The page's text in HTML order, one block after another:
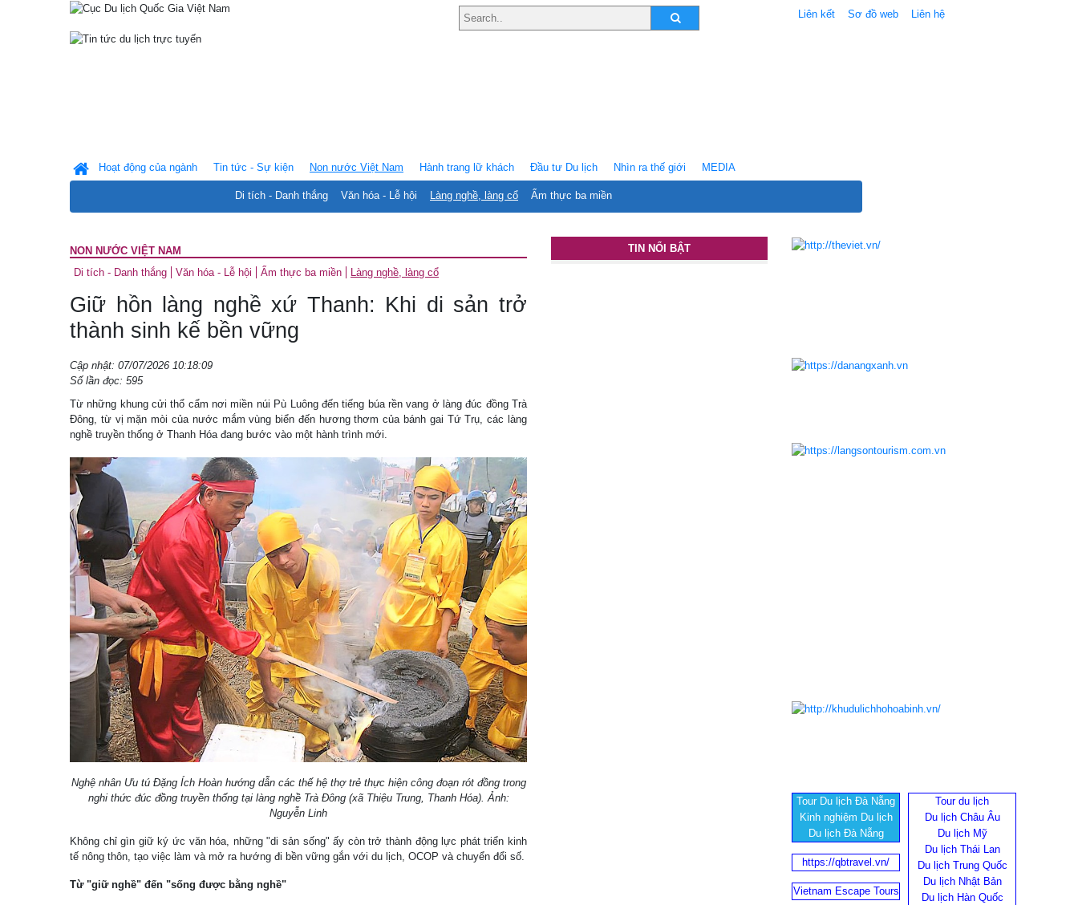
Liên kết Sơ đồ web Liên hệ
Hoạt động của ngành Tin tức - Sự kiện Non nước Việt Nam
Di tích - Danh thắng Văn hóa - Lễ hội Làng nghề, làng cổ Ẩm thực ba miền
Hành trang lữ khách Ðầu tư Du lịch Nhìn ra thế giới MEDIA
NON NƯỚC VIỆT NAM
Di tích - Danh thắng
Văn hóa - Lễ hội Ẩm thực ba miền Làng nghề, làng cổ
Giữ hồn làng nghề xứ Thanh: Khi di sản trở
thành sinh kế bền vững
Cập nhật: 07/07/2026 10:18:09
Số lần đọc: 595
Từ những khung cửi thổ cẩm nơi miền núi Pù Luông đến tiếng búa rền vang ở làng đúc đồng Trà
Đông, từ vị mặn mòi của nước mắm vùng biển đến hương thơm của bánh gai Tứ Trụ, các làng
nghề truyền thống ở Thanh Hóa đang bước vào một hành trình mới.
Nghệ nhân Ưu tú Đặng Ích Hoàn hướng dẫn các thế hệ thợ trẻ thực hiện công đoạn rót đồng trong
nghi thức đúc đồng truyền thống tại làng nghề Trà Đông (xã Thiệu Trung, Thanh Hóa). Ảnh:
Nguyễn Linh
Không chỉ gìn giữ ký ức văn hóa, những "di sản sống" ấy còn trở thành động lực phát triển kinh
tế nông thôn, tạo việc làm và mở ra hướng đi bền vững gắn với du lịch, OCOP và chuyển đổi số.
Từ "giữ nghề" đến "sống được bằng nghề"
TIN NỔI BẬT
Tour Du lịch Đà Nẵng
Kinh nghiệm Du lịch
Du lịch Đà Nẵng
Tour du lịch
Du lịch Châu Âu
Du lịch Mỹ
Du lịch Thái Lan
Du lịch Trung Quốc
Du lịch Nhật Bản
Du lịch Hàn Quốc
https://qbtravel.vn/
Vietnam Escape Tours